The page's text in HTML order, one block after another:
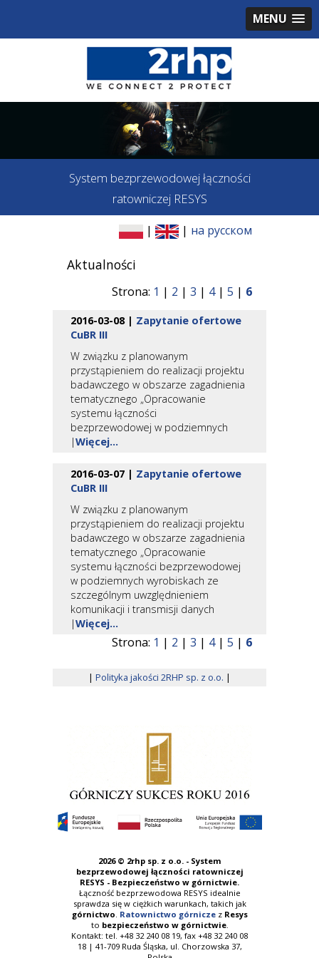
MENU
System bezprzewodowej łączności
ratowniczej RESYS
| | на русском
Aktualności
Strona: 1 | 2 | 3 | 4| 5 | 6
2016-03-08 | Zapytanie ofertowe
CuBR III
W związku z planowanym
przystąpieniem do realizacji projektu
badawczego w obszarze zagadnienia
tematycznego „Opracowanie
systemu łączności
bezprzewodowej w podziemnych
|Więcej...
2016-03-07 | Zapytanie ofertowe
CuBR III
W związku z planowanym
przystąpieniem do realizacji projektu
badawczego w obszarze zagadnienia
tematycznego „Opracowanie
systemu łączności bezprzewodowej
w podziemnych wyrobiskach ze
szczególnym uwzględnieniem
komunikacji i transmisji danych
|Więcej...
Strona: 1 | 2 | 3 | 4| 5 | 6
| Polityka jakości 2RHP sp. z o.o. |
2026 © 2rhp sp. z o.o. - System
bezprzewodowej łączności ratowniczej
RESYS - Bezpieczeństwo w górnictwie.
Łączność bezprzewodowa RESYS idealnie
sprawdza się w ciężkich warunkach, takich jak
górnictwo Ratownictwo górniczez Resys
to bezpieczeństwo w górnictwie.
Kontakt: tel. +48 32 240 08 19, fax +48 32 240 08
18 | 41-709 Ruda Śląska, ul. Chorzowska 37,